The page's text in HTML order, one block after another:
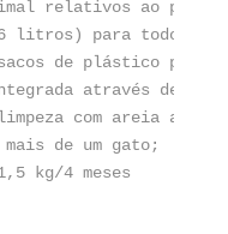
relativos ao peso
litros) para todos os
de plástico
através de
com areia
de um gato;
kg/4 meses